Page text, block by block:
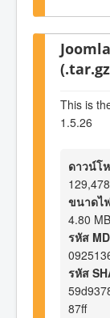
This is
1.5.26
ดาวน์โ
ขนาดไ
4.80 MB
รหัส
รหัส
87ff